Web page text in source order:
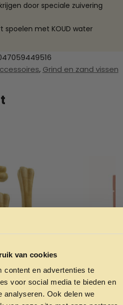
van cookies
content en advertenties te
voor social media te bieden en
analyseren. Ook delen we
door speciale zuivering
spoelen met KOUD water
, Grind en zand vissen
KORTING OP
BESTELLING!